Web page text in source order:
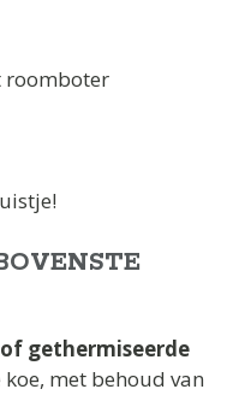
roomboter
gethermiseerde
met behoud van